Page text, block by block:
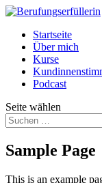
Startseite
Über mich
Kurse
Podcast
Seite wählen
Sample Page
This is an example